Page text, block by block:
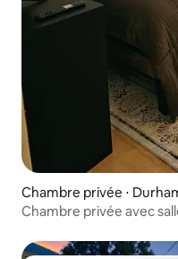
Chambre privée ⋅
Chambre privée avec